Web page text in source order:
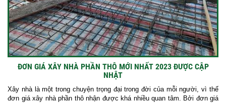
ĐƠN GIÁ XÂY NHÀ PHẦN THÔ MỚI NHẤT 2023 ĐƯỢC CẬP
NHẬT
Xây nhà là một trong chuyện trọng đại trong đời của mỗi người, vì thế
đơn giá xây nhà phần thô nhận được khá nhiều quan tâm. Bởi đơn giá